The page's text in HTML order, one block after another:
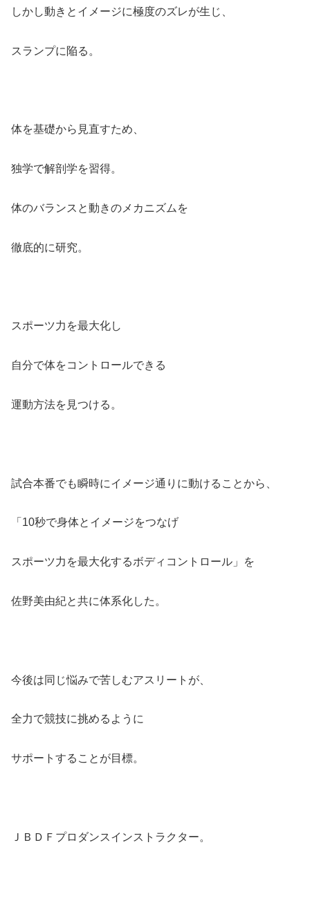
しかし動きとイメージに極度のズレが生じ、
スランプに陥る。
体を基礎から見直すため、
独学で解剖学を習得。
体のバランスと動きのメカニズムを
徹底的に研究。
スポーツ力を最大化し
自分で体をコントロールできる
運動方法を見つける。
試合本番でも瞬時にイメージ通りに動けることから、
「10秒で身体とイメージをつなげ
スポーツ力を最大化するボディコントロール」を
佐野美由紀と共に体系化した。
今後は同じ悩みで苦しむアスリートが、
全力で競技に挑めるように
サポートすることが目標。
ＪＢＤＦプロダンスインストラクター。